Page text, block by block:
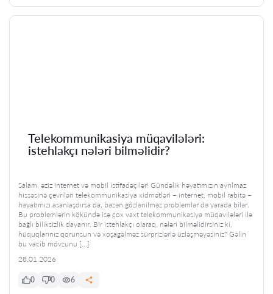
Telekommunikasiya müqavilələri:
istehlakçı nələri bilməlidir?
Salam, əziz internet və mobil istifadəçilər! Gündəlik həyatımızın ayrılmaz
hissəsinə çevrilən telekommunikasiya xidmətləri – internet, mobil rabitə –
həyatımızı asanlaşdırsa da, bəzən gözlənilməz problemlər də yarada bilər.
Bu problemlərin kökündə isə çox vaxt telekommunikasiya müqavilələri ilə
bağlı biliksizlik dayanır. Bir istehlakçı olaraq, nələri bilməlidirsiniz ki,
hüquqlarınız qorunsun və xoşagəlməz sürprizlərlə üzləşməyəsiniz? Gəlin
bu vacib mövzunu […]
28.01.2026
0 0 6